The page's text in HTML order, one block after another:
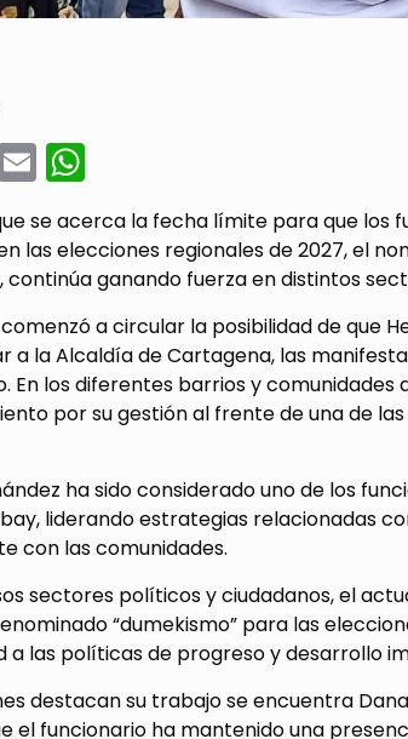
Email
se acerca la fecha límite para que los
las elecciones regionales de 2027, el
continúa ganando fuerza en distintos
a circular la posibilidad de que
a la Alcaldía de Cartagena, las
En los diferentes barrios y
por su gestión al frente de una de
ha sido considerado uno de los
liderando estrategias relacionadas
con las comunidades.
sectores políticos y ciudadanos, el
“dumekismo” para las
a las políticas de progreso y desarrollo
destacan su trabajo se encuentra
el funcionario ha mantenido una